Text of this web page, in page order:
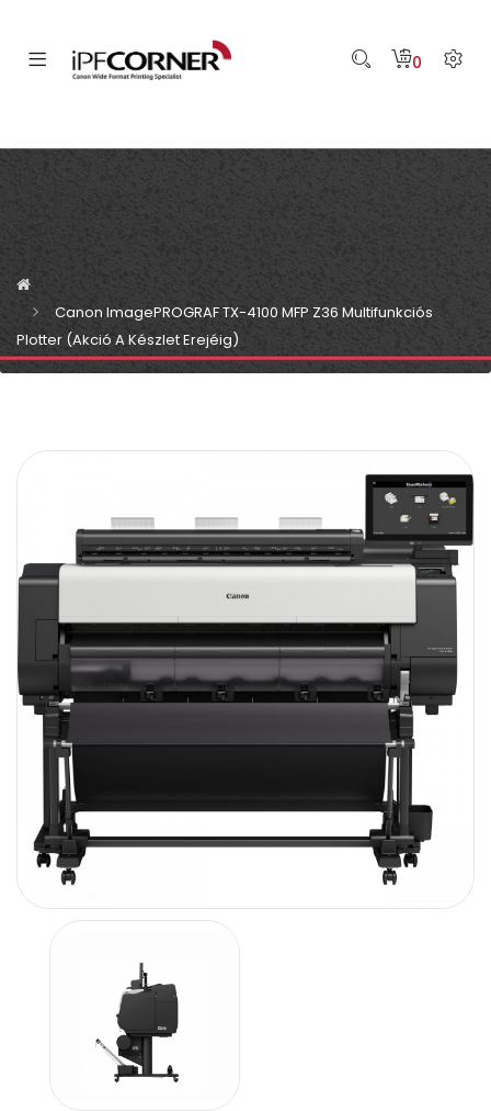
0
Canon ImagePROGRAF TX-4100 MFP Z36 Multifunkciós
Plotter (Akció A Készlet Erejéig)